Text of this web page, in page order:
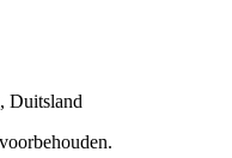
Duitsland